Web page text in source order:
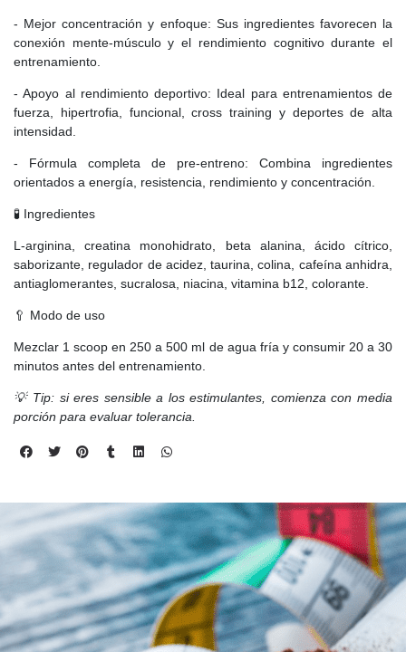
- Mejor concentración y enfoque: Sus ingredientes favorecen la
conexión mente-músculo y el rendimiento cognitivo durante el
entrenamiento.
- Apoyo al rendimiento deportivo: Ideal para entrenamientos de
fuerza, hipertrofia, funcional, cross training y deportes de alta
intensidad.
- Fórmula completa de pre-entreno: Combina ingredientes
orientados a energía, resistencia, rendimiento y concentración.
🧪 Ingredientes
L-arginina, creatina monohidrato, beta alanina, ácido cítrico,
saborizante, regulador de acidez, taurina, colina, cafeína anhidra,
antiaglomerantes, sucralosa, niacina, vitamina b12, colorante.
🥄 Modo de uso
Mezclar 1 scoop en 250 a 500 ml de agua fría y consumir 20 a 30
minutos antes del entrenamiento.
💡 Tip: si eres sensible a los estimulantes, comienza con media
porción para evaluar tolerancia.